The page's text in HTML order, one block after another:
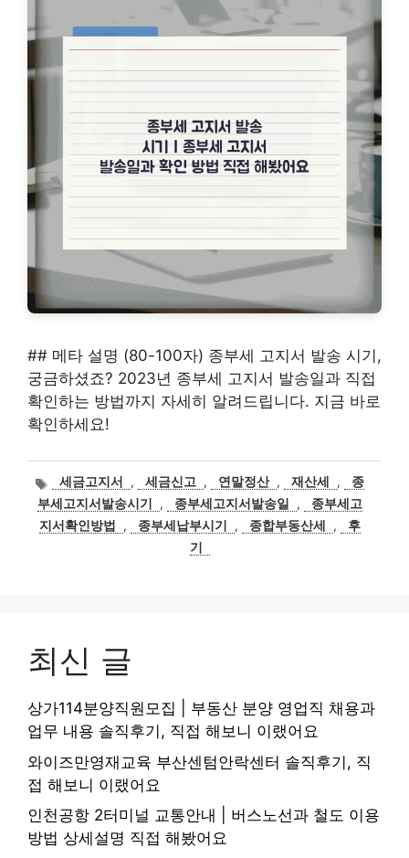
## 메타 설명 (80-100자) 종부세 고지서 발송 시기,
궁금하셨죠? 2023년 종부세 고지서 발송일과 직접
확인하는 방법까지 자세히 알려드립니다. 지금 바로
확인하세요!
태
그
세금고지서 , 세금신고 , 연말정산 , 재산세 ,
종
부세고지서발송시기
, 종부세고지서발송일 ,
종부세고
지서확인방법
, 종부세납부시기 , 종합부동산세 ,
후
기
최신 글
상가114분양직원모집 | 부동산 분양 영업직 채용과
업무 내용 솔직후기, 직접 해보니 이랬어요
와이즈만영재교육 부산센텀안락센터 솔직후기, 직
접 해보니 이랬어요
인천공항 2터미널 교통안내 | 버스노선과 철도 이용
방법 상세설명 직접 해봤어요